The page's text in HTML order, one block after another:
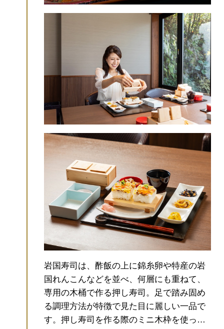
岩国寿司は、酢飯の上に錦糸卵や特産の岩
国れんこんなどを並べ、何層にも重ねて、
専用の木桶で作る押し寿司。足で踏み固め
る調理方法が特徴で見た目に麗しい一品で
す。 押し寿司を作る際のミニ木枠を使っ